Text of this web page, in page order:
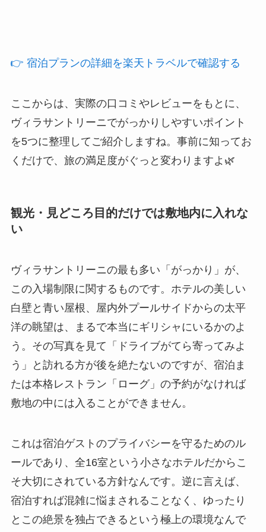
👉 宿泊プランの詳細を楽天トラベルで確認する
ここからは、実際の口コミやレビューをもとに、
ヴィラサントリーニでがっかりしやすいポイント
を5つに整理してご紹介しますね。事前に知ってお
くだけで、旅の満足度がぐっと変わりますよ🌿
観光・見どころ目的だけでは敷地内に入れな
い
ヴィラサントリーニの最も多い「がっかり」が、
この入場制限に関するものです。ホテルの美しい
白壁と青い屋根、屋内外プールサイドからの太平
洋の眺望は、まるで本当にギリシャにいるかのよ
う。その写真を見て「ドライブがてら寄ってみよ
う」と訪れる方が後を絶たないのですが、宿泊ま
たは本格レストラン「ローグ」の予約がなければ
敷地の中には入ることができません。
これは宿泊ゲストのプライバシーを守るためのル
ールであり、全16室という小さなホテルだからこ
そ大切にされている方針なんです。逆に言えば、
宿泊すれば混雑に悩まされることなく、ゆったり
とこの絶景を独占できるという極上の環境なんで